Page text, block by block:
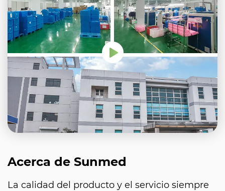
Acerca de Sunmed
La calidad del producto y el servicio siempre